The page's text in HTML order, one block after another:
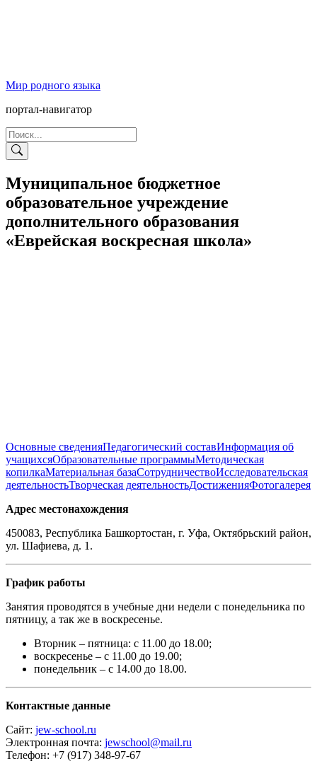
Мир родного языка
портал-навигатор
Муниципальное бюджетное
образовательное учреждение
дополнительного образования
«Еврейская воскресная школа»
Основные сведенияПедагогический составИнформация об
учащихсяОбразовательные программыМетодическая
копилкаМатериальная базаСотрудничествоИсследовательская
деятельностьТворческая деятельностьДостиженияФотогалерея
Адрес местонахождения
450083, Республика Башкортостан, г. Уфа, Октябрьский район,
ул. Шафиева, д. 1.
График работы
Занятия проводятся в учебные дни недели с понедельника по
пятницу, а так же в воскресенье.
Вторник – пятница: с 11.00 до 18.00;
воскресенье – с 11.00 до 19.00;
понедельник – с 14.00 до 18.00.
Контактные данные
Сайт: jew-school.ru
Электронная почта: jewschool@mail.ru
Телефон: +7 (917) 348-97-67